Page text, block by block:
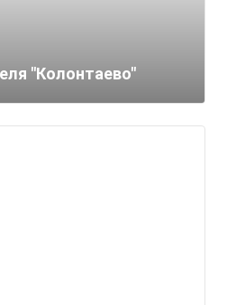
"Колонтаево"